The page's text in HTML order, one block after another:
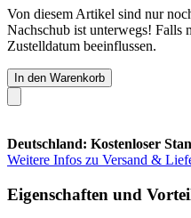
Von diesem Artikel sind nur
Nachschub ist unterwegs! Falls
Zustelldatum beeinflussen.
In den Warenkorb
Deutschland: Kostenloser
Weitere Infos zu Versand &
Eigenschaften und